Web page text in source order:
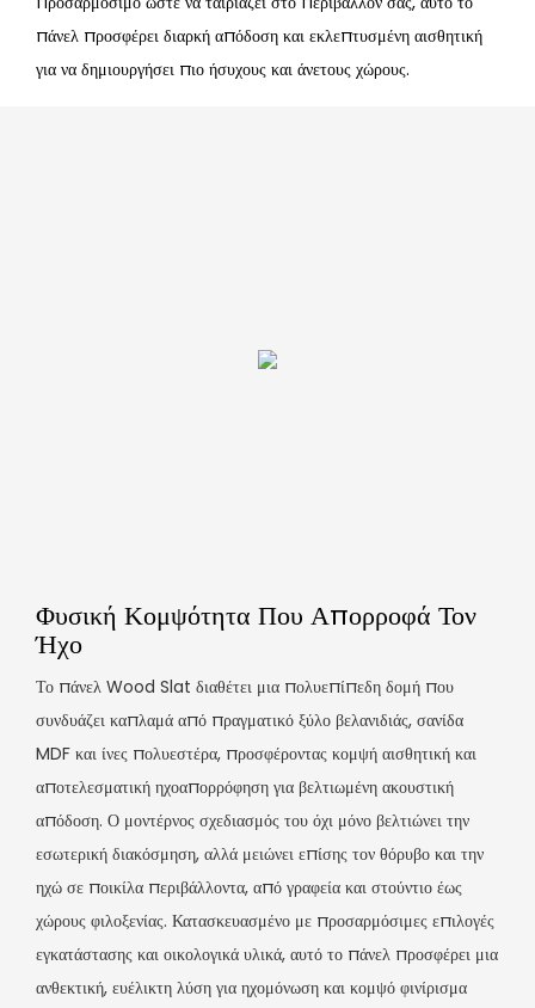
πάνελ προσφέρει διαρκή απόδοση και εκλεπτυσμένη αισθητική
για να δημιουργήσει πιο ήσυχους και άνετους χώρους.
Φυσική Κομψότητα Που Απορροφά Τον
Ήχο
Το πάνελ Wood Slat διαθέτει μια πολυεπίπεδη δομή που
συνδυάζει καπλαμά από πραγματικό ξύλο βελανιδιάς, σανίδα
MDF και ίνες πολυεστέρα, προσφέροντας κομψή αισθητική και
αποτελεσματική ηχοαπορρόφηση για βελτιωμένη ακουστική
απόδοση. Ο μοντέρνος σχεδιασμός του όχι μόνο βελτιώνει την
εσωτερική διακόσμηση, αλλά μειώνει επίσης τον θόρυβο και την
ηχώ σε ποικίλα περιβάλλοντα, από γραφεία και στούντιο έως
χώρους φιλοξενίας. Κατασκευασμένο με προσαρμόσιμες επιλογές
εγκατάστασης και οικολογικά υλικά, αυτό το πάνελ προσφέρει μια
ανθεκτική, ευέλικτη λύση για ηχομόνωση και κομψό φινίρισμα